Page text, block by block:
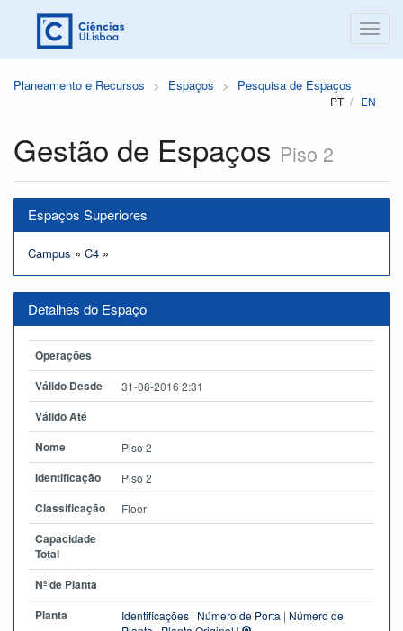
Planeamento e Recursos Espaços Pesquisa de Espaços
PT EN
Gestão de Espaços Piso 2
Espaços Superiores
Campus » C4 »
Detalhes do Espaço
Operações
Válido Desde
31-08-2016 2:31
Válido Até
Nome
Piso 2
Identificação Piso 2
Classificação Floor
Capacidade
Total
Nº de Planta
Planta
Identificações | Número de Porta | Número de